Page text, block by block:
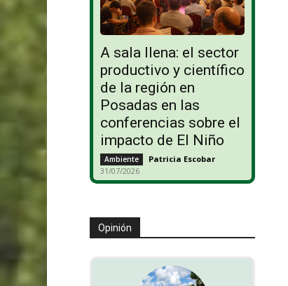
A sala llena: el sector
productivo y científico
de la región en
Posadas en las
conferencias sobre el
impacto de El Niño
Ambiente Patricia Escobar -
31/07/2026
Opinión